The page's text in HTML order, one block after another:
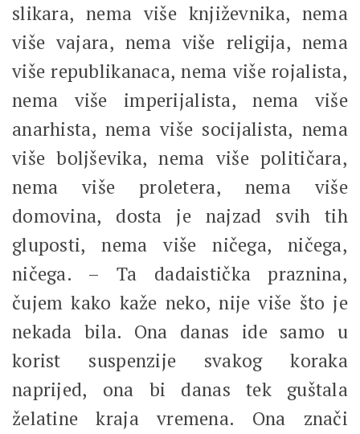
slikara, nema više književnika, nema
više vajara, nema više religija, nema
više republikanaca, nema više rojalista,
nema više imperijalista, nema više
anarhista, nema više socijalista, nema
više boljševika, nema više političara,
nema više proletera, nema više
domovina, dosta je najzad svih tih
gluposti, nema više ničega, ničega,
ničega. – Ta dadaistička praznina,
čujem kako kaže neko, nije više što je
nekada bila. Ona danas ide samo u
korist suspenzije svakog koraka
naprijed, ona bi danas tek guštala
želatine kraja vremena. Ona znači